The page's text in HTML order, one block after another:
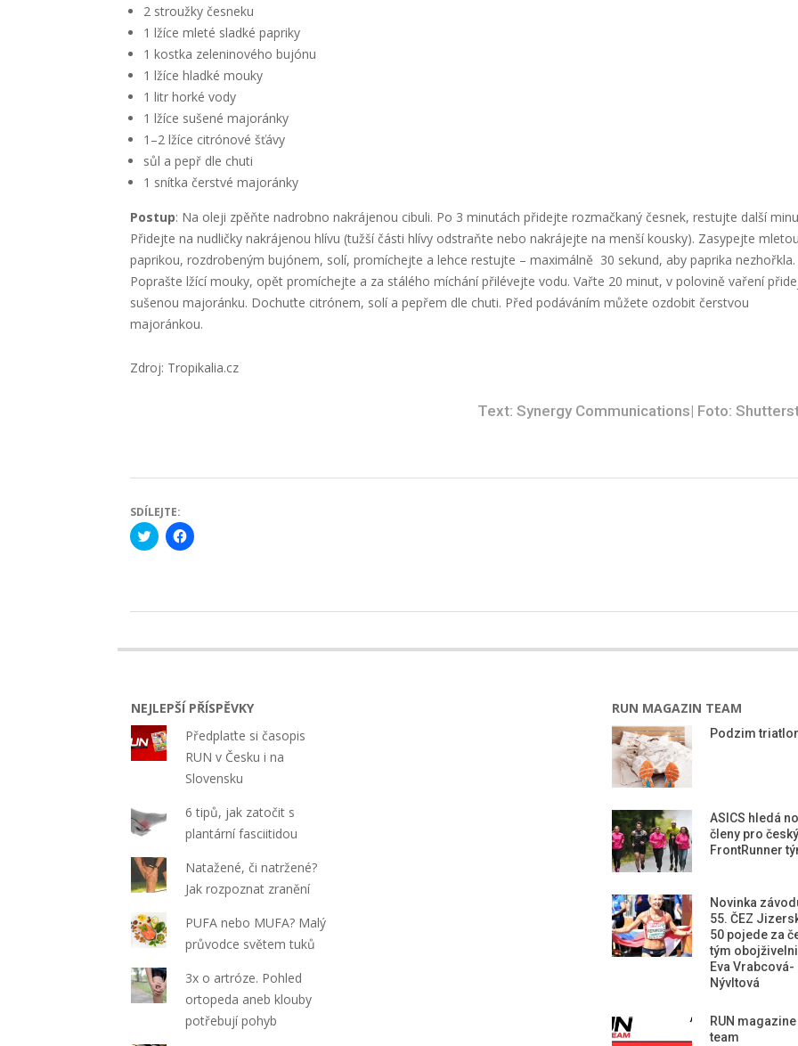
2 stroužky česneku
1 lžíce mleté sladké papriky
1 kostka zeleninového bujónu
1 lžíce hladké mouky
1 litr horké vody
1 lžíce sušené majoránky
1–2 lžíce citrónové šťávy
sůl a pepř dle chuti
1 snítka čerstvé majoránky
Postup: Na oleji zpěňte nadrobno nakrájenou cibuli. Po 3 minutách přidejte rozmačkaný česnek, restujte další
Přidejte na nudličky nakrájenou hlívu (tužší části hlívy odstraňte nebo nakrájejte na menší kousky). Zasypejte mletou
paprikou, rozdrobeným bujónem, solí, promíchejte a lehce restujte – maximálně 30 sekund, aby paprika nezhořkla.
Poprašte lžící mouky, opět promíchejte a za stálého míchání přilévejte vodu. Vařte 20 minut, v polovině vaření
sušenou majoránku. Dochuťte citrónem, solí a pepřem dle chuti. Před podáváním můžete ozdobit čerstvou
majoránkou.
Zdroj: Tropikalia.cz
Text: Synergy Communications| Foto:
SDÍLEJTE:
Click
to
new
Click
to
new
NEJLEPŠÍ PŘÍSPĚVKY
Předplaťte si časopis
RUN v Česku i na
Slovensku
6 tipů, jak zatočit s
plantární fasciitidou
Natažené, či natržené?
Jak rozpoznat zranění
PUFA nebo MUFA? Malý
průvodce světem tuků
3x o artróze. Pohled
ortopeda aneb klouby
potřebují pohyb
RUN MAGAZIN TEAM
Podzim
ASICS hledá
členy pro český
FrontRunner
Novinka
55. ČEZ
50 pojede za
tým
Eva Vrabcová-
Nývltová
RUN magazine
team